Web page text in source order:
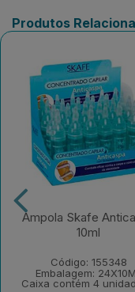
Produtos
Ampola Skafe
10ml
Código: 155348
Embalagem:
Caixa contém 4